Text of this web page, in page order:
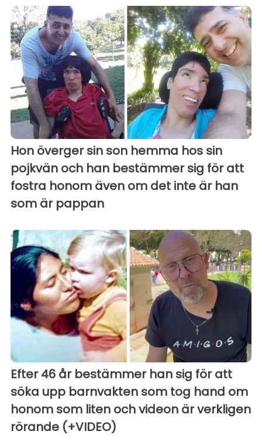
Hon överger sin son hemma hos sin
pojkvän och han bestämmer sig för att
fostra honom även om det inte är han
som är pappan
Efter 46 år bestämmer han sig för att
söka upp barnvakten som tog hand om
honom som liten och videon är verkligen
rörande (+VIDEO)